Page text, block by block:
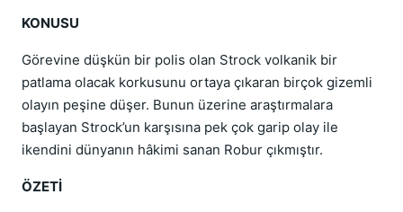
KONUSU
Görevine düşkün bir polis olan Strock volkanik bir
patlama olacak korkusunu ortaya çıkaran birçok gizemli
olayın peşine düşer. Bunun üzerine araştırmalara
başlayan Strock’un karşısına pek çok garip olay ile
ikendini dünyanın hâkimi sanan Robur çıkmıştır.
ÖZETİ